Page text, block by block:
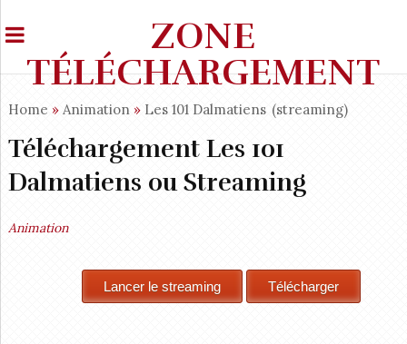
ZONE
TÉLÉCHARGEMENT
Home » Animation » Les 101 Dalmatiens (streaming)
Téléchargement Les 101
Dalmatiens ou Streaming
Animation